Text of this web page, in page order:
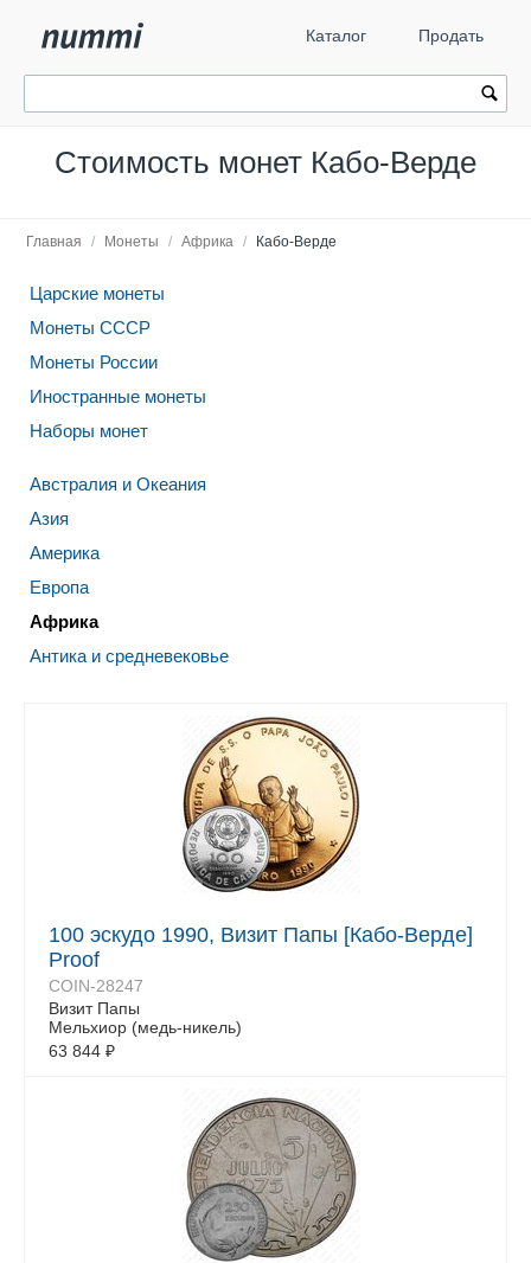
Каталог Продать
Стоимость монет Кабо-Верде
Главная / Монеты / Африка / Кабо-Верде
Царские монеты
Монеты СССР
Монеты России
Иностранные монеты
Наборы монет
Австралия и Океания
Азия
Америка
Европа
Африка
Антика и средневековье
100 эскудо 1990, Визит Папы [Кабо-Верде]
Proof
COIN-28247
Визит Папы
Мельхиор (медь-никель)
63 844 ₽